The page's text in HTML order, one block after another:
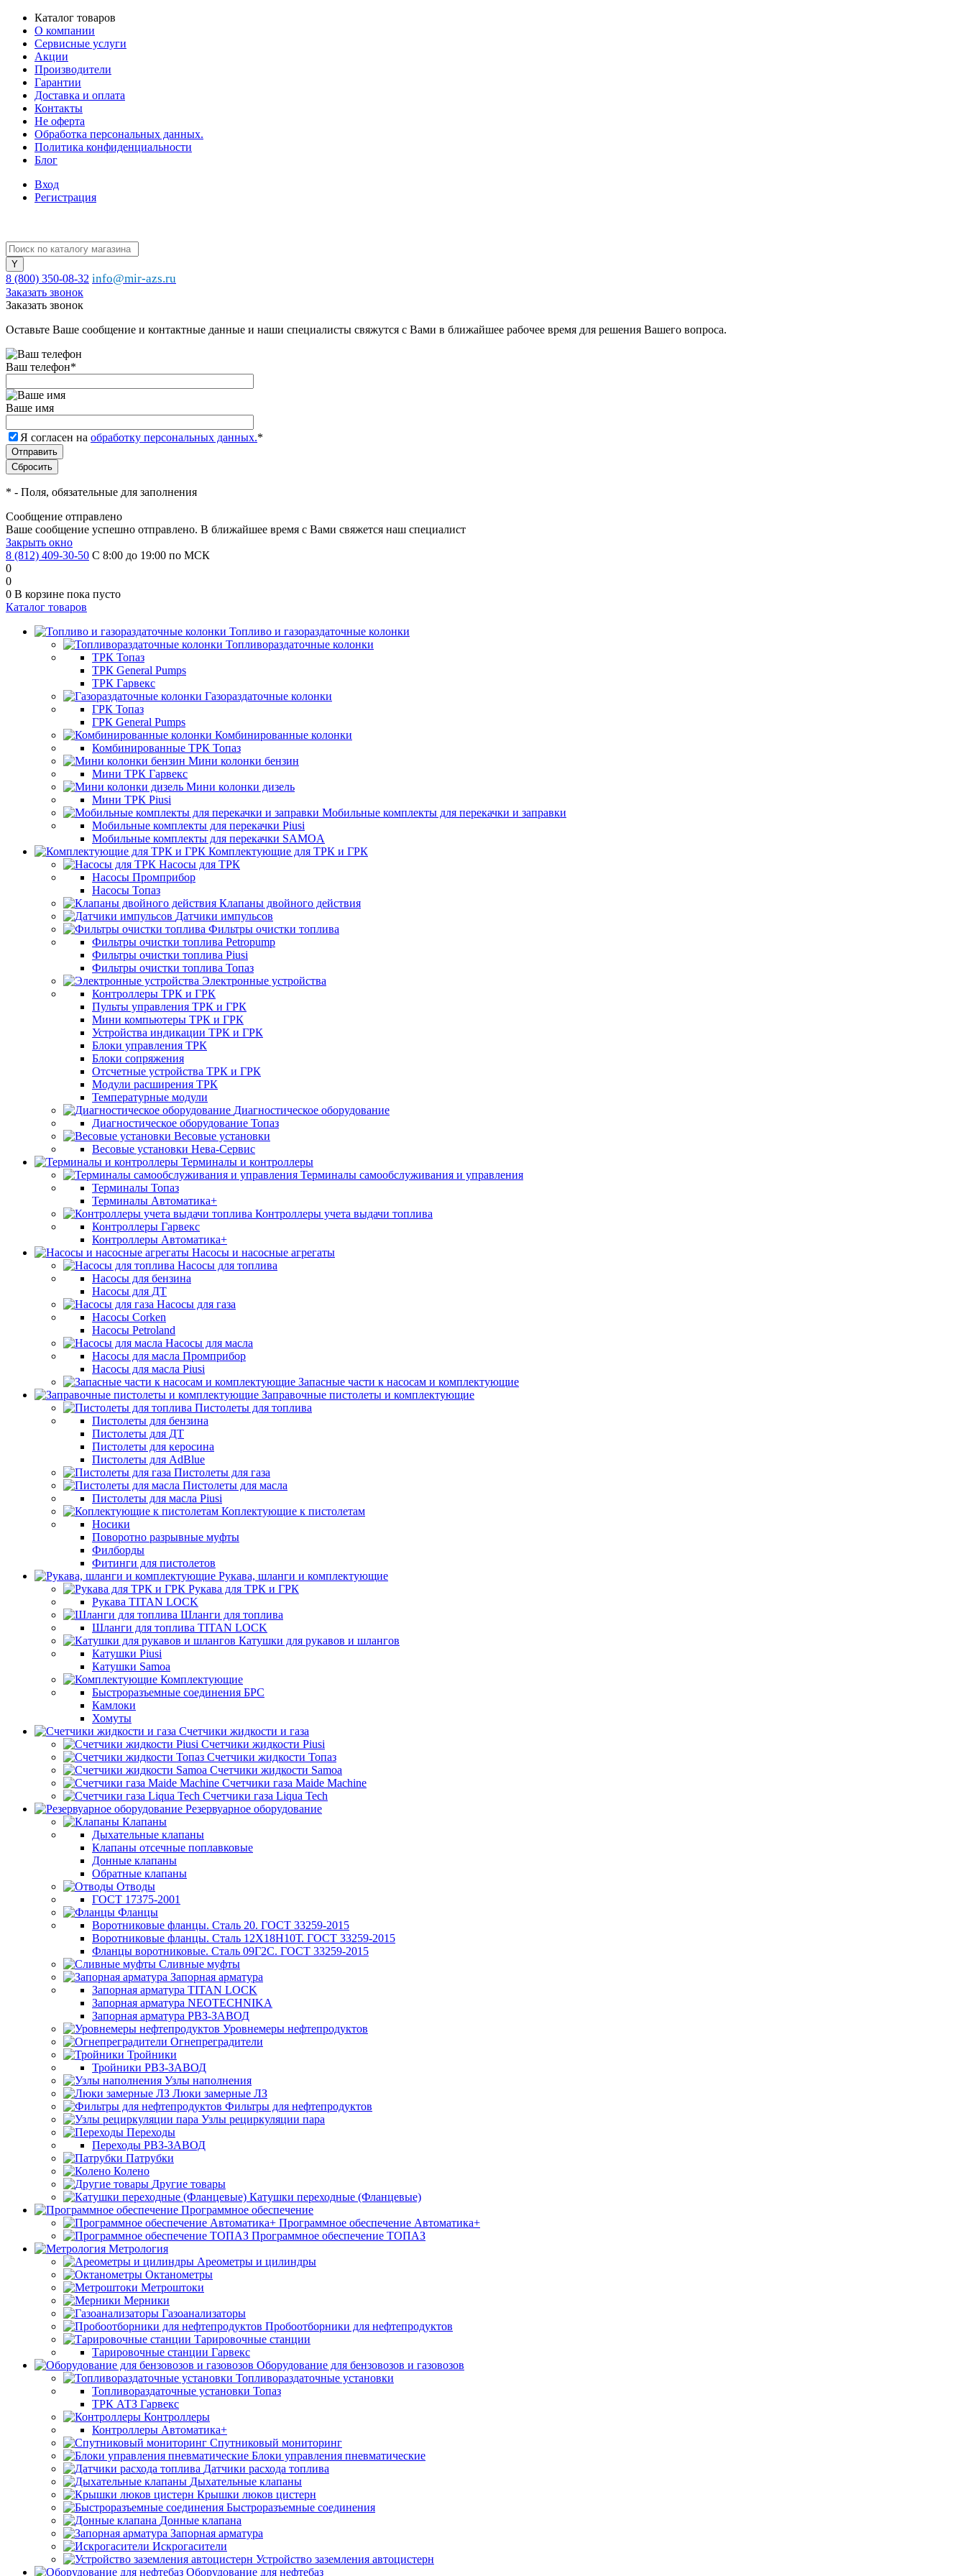
Каталог товаров
О компании
Сервисные услуги
Акции
Производители
Гарантии
Доставка и оплата
Контакты
Не оферта
Обработка персональных данных.
Политика конфиденциальности
Блог
Вход
Регистрация
8 (800) 350-08-32 info@mir-azs.ru
Заказать звонок
Заказать звонок
Оставьте Ваше сообщение и контактные данные и наши специалисты свяжутся с Вами в ближайшее рабочее время для решения Вашего вопроса.
Ваш телефон*
Ваше имя
Я согласен на обработку персональных данных.*
* - Поля, обязательные для заполнения
Сообщение отправлено
Ваше сообщение успешно отправлено. В ближайшее время с Вами свяжется наш специалист
Закрыть окно
8 (812) 409-30-50 С 8:00 до 19:00 по МСК
0
0
0 В корзине пока пусто
Каталог товаров
Топливо и газораздаточные колонки
Топливораздаточные колонки
ТРК Топаз
ТРК General Pumps
ТРК Гарвекс
Газораздаточные колонки
ГРК Топаз
ГРК General Pumps
Комбинированные колонки
Комбинированные ТРК Топаз
Мини колонки бензин
Мини ТРК Гарвекс
Мини колонки дизель
Мини ТРК Piusi
Мобильные комплекты для перекачки и заправки
Мобильные комплекты для перекачки Piusi
Мобильные комплекты для перекачки SAMOA
Комплектующие для ТРК и ГРК
Насосы для ТРК
Насосы Промприбор
Насосы Топаз
Клапаны двойного действия
Датчики импульсов
Фильтры очистки топлива
Фильтры очистки топлива Petropump
Фильтры очистки топлива Piusi
Фильтры очистки топлива Топаз
Электронные устройства
Контроллеры ТРК и ГРК
Пульты управления ТРК и ГРК
Мини компьютеры ТРК и ГРК
Устройства индикации ТРК и ГРК
Блоки управления ТРК
Блоки сопряжения
Отсчетные устройства ТРК и ГРК
Модули расширения ТРК
Температурные модули
Диагностическое оборудование
Диагностическое оборудование Топаз
Весовые установки
Весовые установки Нева-Сервис
Терминалы и контроллеры
Терминалы самообслуживания и управления
Терминалы Топаз
Терминалы Автоматика+
Контроллеры учета выдачи топлива
Контроллеры Гарвекс
Контроллеры Автоматика+
Насосы и насосные агрегаты
Насосы для топлива
Насосы для бензина
Насосы для ДТ
Насосы для газа
Насосы Corken
Насосы Petroland
Насосы для масла
Насосы для масла Промприбор
Насосы для масла Piusi
Запасные части к насосам и комплектующие
Заправочные пистолеты и комплектующие
Пистолеты для топлива
Пистолеты для бензина
Пистолеты для ДТ
Пистолеты для керосина
Пистолеты для AdBlue
Пистолеты для газа
Пистолеты для масла
Пистолеты для масла Piusi
Коплектующие к пистолетам
Носики
Поворотно разрывные муфты
Филборды
Фитинги для пистолетов
Рукава, шланги и комплектующие
Рукава для ТРК и ГРК
Рукава TITAN LOCK
Шланги для топлива
Шланги для топлива TITAN LOCK
Катушки для рукавов и шлангов
Катушки Piusi
Катушки Samoa
Комплектующие
Быстроразъемные соединения БРС
Камлоки
Хомуты
Счетчики жидкости и газа
Счетчики жидкости Piusi
Счетчики жидкости Топаз
Счетчики жидкости Samoa
Счетчики газа Maide Machine
Счетчики газа Liqua Tech
Резервуарное оборудование
Клапаны
Дыхательные клапаны
Клапаны отсечные поплавковые
Донные клапаны
Обратные клапаны
Отводы
ГОСТ 17375-2001
Фланцы
Воротниковые фланцы. Сталь 20. ГОСТ 33259-2015
Воротниковые фланцы. Сталь 12Х18Н10Т. ГОСТ 33259-2015
Фланцы воротниковые. Сталь 09Г2С. ГОСТ 33259-2015
Сливные муфты
Запорная арматура
Запорная арматура TITAN LOCK
Запорная арматура NEOTECHNIKA
Запорная арматура РВЗ-ЗАВОД
Уровнемеры нефтепродуктов
Огнепреградители
Тройники
Тройники РВЗ-ЗАВОД
Узлы наполнения
Люки замерные ЛЗ
Фильтры для нефтепродуктов
Узлы рециркуляции пара
Переходы
Переходы РВЗ-ЗАВОД
Патрубки
Колено
Другие товары
Катушки переходные (Фланцевые)
Программное обеспечение
Программное обеспечение Автоматика+
Программное обеспечение ТОПАЗ
Метрология
Ареометры и цилиндры
Октанометры
Метроштоки
Мерники
Газоанализаторы
Пробоотборники для нефтепродуктов
Тарировочные станции
Тарировочные станции Гарвекс
Оборудование для бензовозов и газовозов
Топливораздаточные установки
Топливораздаточные установки Топаз
ТРК АТЗ Гарвекс
Контроллеры
Контроллеры Автоматика+
Спутниковый мониторинг
Блоки управления пневматические
Датчики расхода топлива
Дыхательные клапаны
Крышки люков цистерн
Быстроразъемные соединения
Донные клапана
Запорная арматура
Искрогасители
Устройство заземления автоцистерн
Оборудование для нефтебаз